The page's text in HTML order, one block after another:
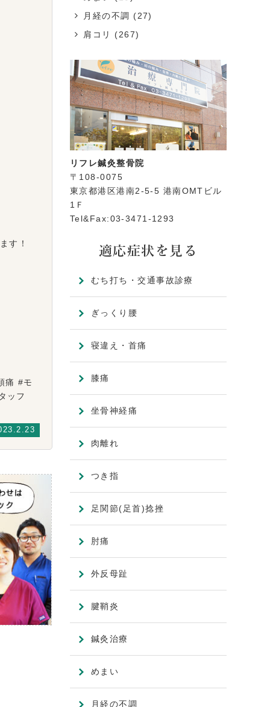
す！
痛 #モ
ッフ
月経の不調
(27)
肩コリ
(267)
リフレ鍼灸整骨院
〒108-0075
東京都港区港南2-5-5 港南OMTビル
1Ｆ
Tel&Fax:03-3471-1293
適応症状を見る
むち打ち・交通事故診療
ぎっくり腰
寝違え・首痛
膝痛
坐骨神経痛
肉離れ
つき指
足関節(足首)捻挫
肘痛
外反母趾
腱鞘炎
鍼灸治療
めまい
月経の不調